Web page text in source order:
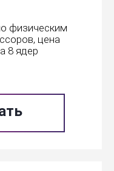
физическим
цена
8 ядер